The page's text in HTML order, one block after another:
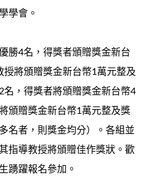
學會。
4名，得獎者頒贈獎金新台
將頒贈獎金新台幣1萬元整及
，得獎者將頒贈獎金新台幣4
頒贈獎金新台幣1萬元整及獎
名者，則獎金均分）。各組並
指導教授將頒贈佳作獎狀。歡
踴躍報名參加。